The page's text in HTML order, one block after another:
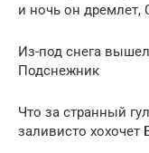
и ночь он дремлет,
Из-под снега
Подснежник
Что за странный
заливисто